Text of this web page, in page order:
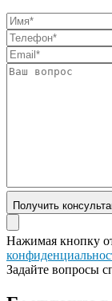
Получить
Нажимая кнопку
Задайте вопросы